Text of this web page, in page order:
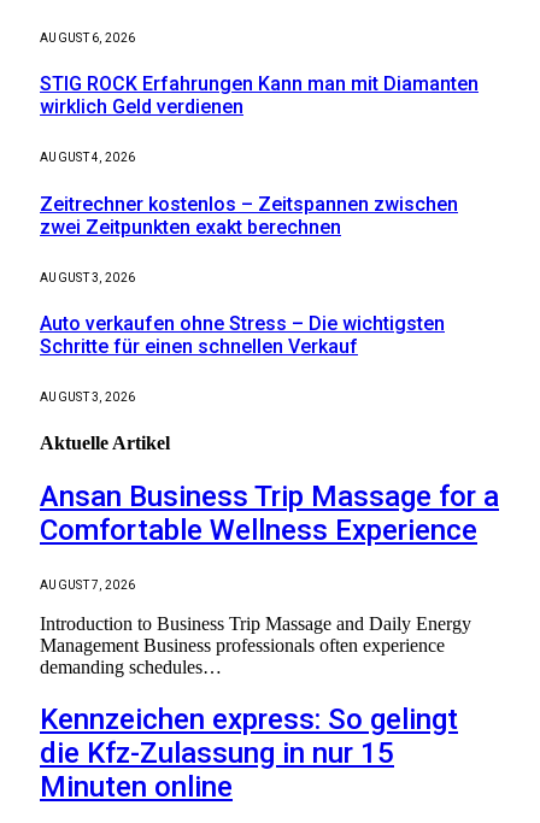
AUGUST 6, 2026
STIG ROCK Erfahrungen Kann man mit Diamanten
wirklich Geld verdienen
AUGUST 4, 2026
Zeitrechner kostenlos – Zeitspannen zwischen
zwei Zeitpunkten exakt berechnen
AUGUST 3, 2026
Auto verkaufen ohne Stress – Die wichtigsten
Schritte für einen schnellen Verkauf
AUGUST 3, 2026
Aktuelle Artikel
Ansan Business Trip Massage for a
Comfortable Wellness Experience
AUGUST 7, 2026
Introduction to Business Trip Massage and Daily Energy
Management Business professionals often experience
demanding schedules…
Kennzeichen express: So gelingt
die Kfz-Zulassung in nur 15
Minuten online